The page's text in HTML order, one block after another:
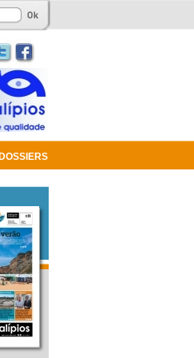
DOSSIERS